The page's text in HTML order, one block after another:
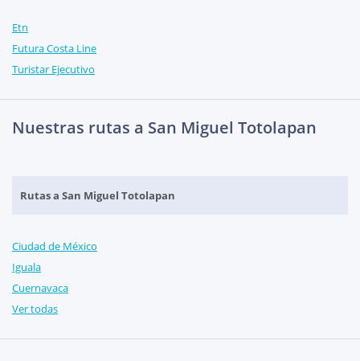
Etn
Futura Costa Line
Turistar Ejecutivo
Nuestras rutas a San Miguel Totolapan
Rutas a San Miguel Totolapan
Ciudad de México
Iguala
Cuernavaca
Ver todas